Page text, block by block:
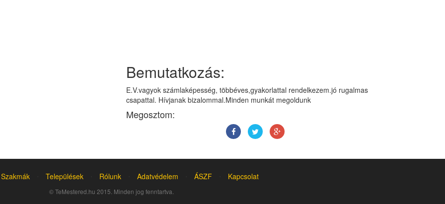
Bemutatkozás:
E.V.vagyok számlaképesség, többéves,gyakorlattal rendelkezem.jó rugalmas
csapattal. Hívjanak bizalommal.Minden munkát megoldunk
Megosztom:
Szakmák Települések Rólunk Adatvédelem ÁSZF Kapcsolat
© TeMestered.hu 2015. Minden jog fenntartva.